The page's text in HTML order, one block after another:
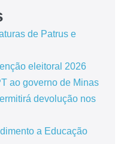
de Patrus e
eleitoral 2026
ao governo de Minas
devolução nos
a Educação